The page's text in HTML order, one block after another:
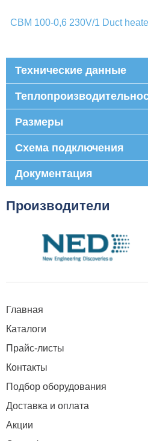
CBM 100-0,6 230V/1 Duct
Технические данные
Размеры
Схема подключения
Документация
Производители
Главная
Каталоги
Прайс-листы
Контакты
Подбор оборудования
Доставка и оплата
Акции